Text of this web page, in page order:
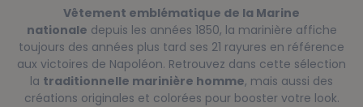
Vêtement emblématique de la Marine
nationale depuis les années 1850, la marinière affiche
toujours des années plus tard ses 21 rayures en référence
aux victoires de Napoléon. Retrouvez dans cette sélection
la traditionnelle marinière homme, mais aussi des
créations originales et colorées pour booster votre look.